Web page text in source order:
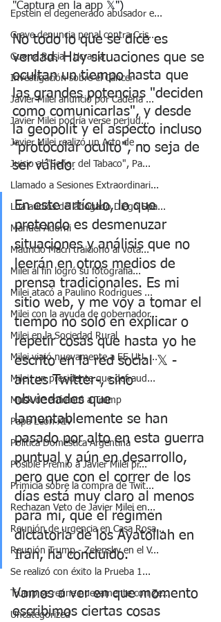
Epstein el degenerado abusador e...
Grave denuncia penal contra Cris...
Guerra Rusia - Ucrania
Investigación sobre el Cáncer
Javier Milei anunció por Cadena ...
Javier Milei podría verse perjud...
Javier Milei realizó un Acto de ...
Juicio al "Señor del Tabaco", Pa...
Llamado a Sesiones Extraordinari...
Loa audios del abogado Diego Spa...
Manuel Adorni
Mauricio Macri traicionó al vota...
Milei al fin logró su fotografía...
Milei atacó a Paulino Rodrigues ...
Milei con la ayuda de gobernador...
Milei en la Sociedad Rural
Milei viajó nuevamente a EE.UU. ...
Milei: un presidente que defraud...
Musk de enfrentó a Trump
Papa León XIV
Política Doméstica Argentina
Posible Premio a Javier Milei pr...
Primicia sobre la compra de Twit...
Rechazan Veto de Javier Milei en...
Reunión de urgencia en Casa Rosa...
Reunión Trump - Zelensky en el V...
Se realizó con éxito la Prueba 1...
Trump se reúne nuevamente con Ze...
Uncategorized
"Captura en la app 𝕏")
No todo lo que se dice es
verdad. Hay situaciones que se
ocultan un tiempo hasta que
las grandes potencias "deciden
como comunicarlas", y desde
la geopolít y el aspecto incluso
"protocolar oculto", no seja de
ser válido.
En este artículo, lo que
pretendo es desmenuzar
situaciones y análisis que no
leerán en otros medios de
prensa tradicionales. Es mi
sitio web, y me voy a tomar el
tiempo no solo en explicar o
repetir cosas que hasta yo he
escrito en la red social 𝕏 -
antes Twitter-, sino
obviedades que
lamentablemente se han
pasado por alto en esta guerra
puntual y aún en desarrollo,
pero que con el correr de los
días está muy claro al menos
para mí, que el régimen
dictatoria de los Ayatollah en
Irán, ha concluido.
Vamos a ver en que momento
escribimos ciertas cosas